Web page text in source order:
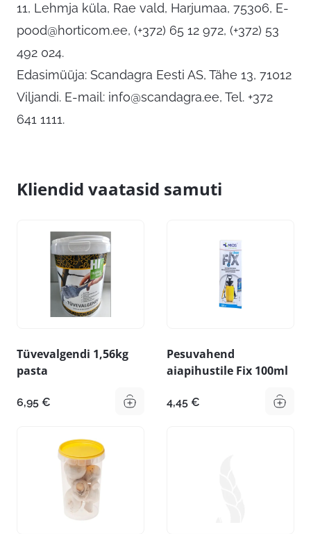
11, Lehmja küla, Rae vald, Harjumaa, 75306, E-
pood@horticom.ee, (+372) 65 12 972, (+372) 53
492 024.
Edasimüüja: Scandagra Eesti AS, Tähe 13, 71012
Viljandi. E-mail: info@scandagra.ee, Tel. +372
641 1111.
Kliendid vaatasid samuti
Tüvevalgendi 1,56kg
pasta
6,95 €
Pesuvahend
aiapihustile Fix 100ml
4,45 €